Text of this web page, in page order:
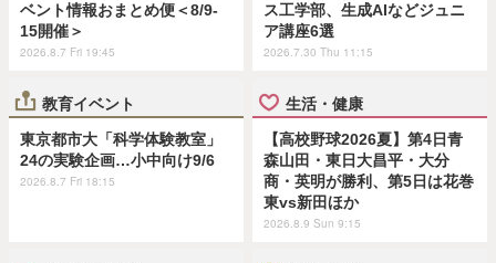
ベント情報おまとめ便＜8/9-
15開催＞
2026.8.7 Fri 19:45
ス工学部、生成AIなどジュニ
ア講座6選
2026.7.30 Thu 11:15
教育イベント
東京都市大「科学体験教室」
24の実験企画…小中向け9/6
2026.8.7 Fri 18:15
生活・健康
【高校野球2026夏】第4日青
森山田・東日大昌平・大分
商・英明が勝利、第5日は花巻
東vs新田ほか
2026.8.9 Sun 9:15